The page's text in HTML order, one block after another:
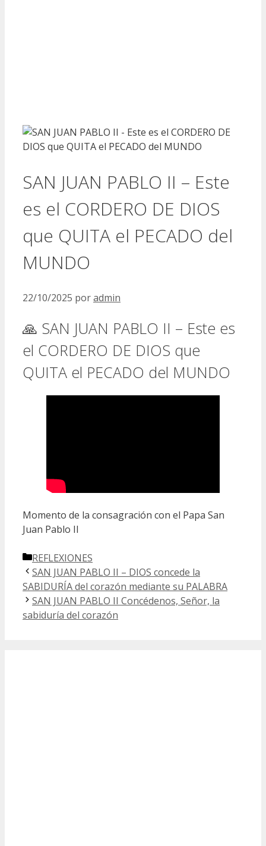
SAN JUAN PABLO II – Este
es el CORDERO DE DIOS
que QUITA el PECADO del
MUNDO
22/10/2025 poradmin
🙏 SAN JUAN PABLO II – Este es
el CORDERO DE DIOS que
QUITA el PECADO del MUNDO
Momento de la consagración con el Papa San
Juan Pablo II
Categorías
REFLEXIONES
SAN JUAN PABLO II – DIOS concede la
SABIDURÍA del corazón mediante su PALABRA
SAN JUAN PABLO II Concédenos, Señor, la
sabiduría del corazón